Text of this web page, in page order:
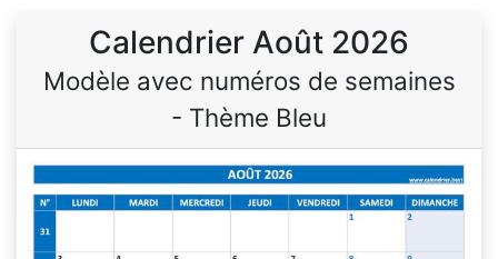
Calendrier Août 2026
Modèle avec numéros de semaines
- Thème Bleu